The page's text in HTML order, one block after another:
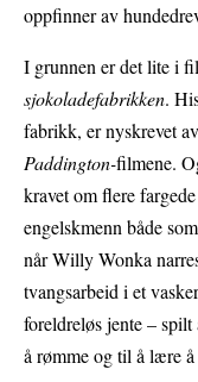
oppfinner av
I grunnen er det lite i
sjokoladefabrikken.
fabrikk, er nyskrevet
Paddington-filmene.
kravet om flere
engelskmenn både
når Willy Wonka
tvangsarbeid i et
foreldreløs jente –
å rømme og til å lære å